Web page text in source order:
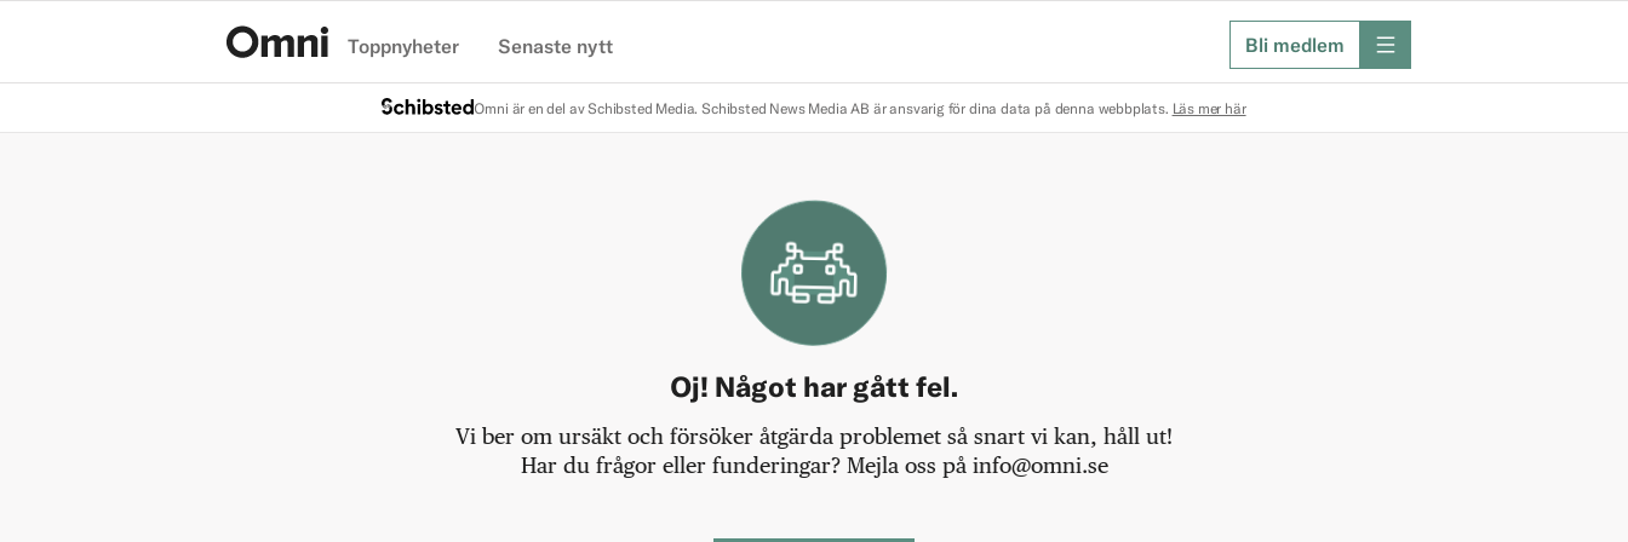
Toppnyheter Senaste nytt Bli medlem meny
Omni är en del av Schibsted Media. Schibsted News Media AB är ansvarig för dina data på denna webbplats. Läs mer här
Oj! Något har gått fel.
Vi ber om ursäkt och försöker åtgärda problemet så snart vi kan, håll ut!
Har du frågor eller funderingar? Mejla oss på info@omni.se